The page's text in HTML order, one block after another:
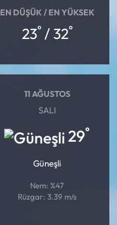
EN DÜŞÜK / EN YÜKSEK
23°/ 32°
11 AĞUSTOS
SALI
29°
Güneşli
Nem: %47
Rüzgar: 3.39 m/s